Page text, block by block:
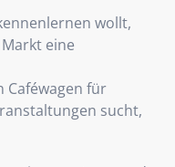
wollt,
eine
Caféwagen für
sucht,